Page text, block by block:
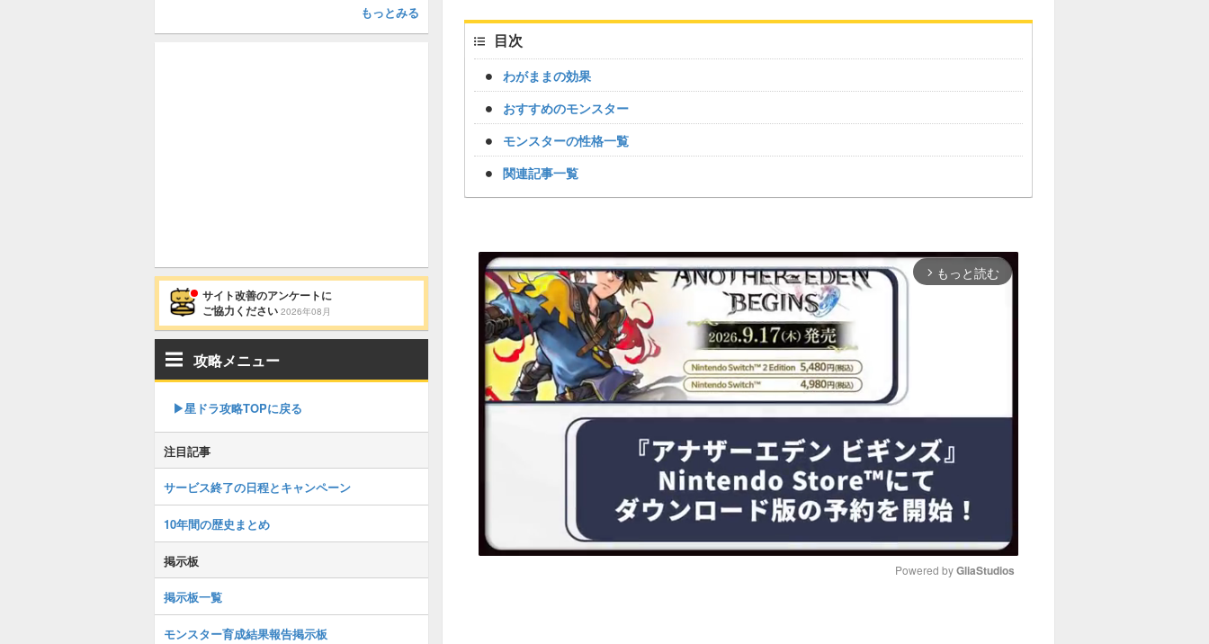
目次
わがままの効果
おすすめのモンスター
モンスターの性格一覧
関連記事一覧
arrow_forward_ios もっと読む
Powered by GliaStudios
もっとみる
サイト改善のアンケートに
ご協力ください 2026年08月
攻略メニュー
▶︎星ドラ攻略TOPに戻る
注目記事
サービス終了の日程とキャンペーン
10年間の歴史まとめ
掲示板
掲示板一覧
モンスター育成結果報告掲示板